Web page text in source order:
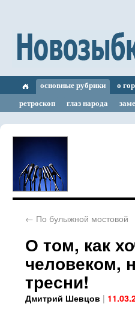
основные рубрики о
ретроскоп
глаз народа
← По булыжной мостовой
О том, как
человеком,
тресни!
Дмитрий Шевцов |